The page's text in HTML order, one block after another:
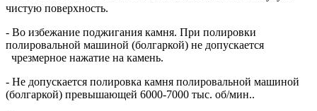
чистую поверхность.
- Во избежание поджигания камня. При полировки
полировальной машиной (болгаркой) не допускается
чрезмерное нажатие на камень.
- Не допускается полировка камня полировальной машиной
(болгаркой) превышающей 6000-7000 тыс. об/мин..